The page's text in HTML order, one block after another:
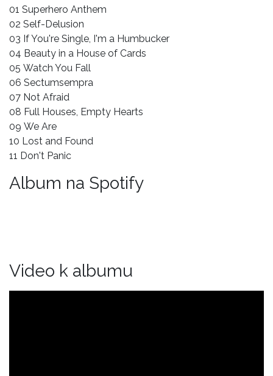
01 Superhero Anthem
02 Self-Delusion
03 If You're Single, I'm a Humbucker
04 Beauty in a House of Cards
05 Watch You Fall
06 Sectumsempra
07 Not Afraid
08 Full Houses, Empty Hearts
09 We Are
10 Lost and Found
11 Don't Panic
Album na Spotify
Video k albumu